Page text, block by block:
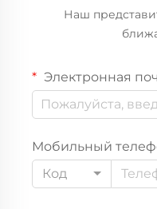
Наш
Электронная
Мобильный
Код